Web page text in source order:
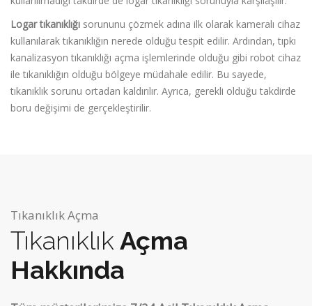
Logar tıkanıklığı sorununu çözmek adına ilk olarak kameralı cihaz
kullanılarak tıkanıklığın nerede olduğu tespit edilir. Ardından, tıpkı
kanalizasyon tıkanıklığı açma işlemlerinde olduğu gibi robot cihaz
ile tıkanıklığın olduğu bölgeye müdahale edilir. Bu sayede,
tıkanıklık sorunu ortadan kaldırılır. Ayrıca, gerekli olduğu takdirde
boru değişimi de gerçekleştirilir.
Tıkanıklık Açma
Tıkanıklık Açma
Hakkında